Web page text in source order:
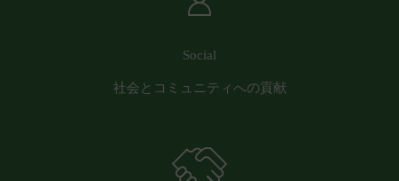
Social
社会とコミュニティへの貢献
」に則り利用するものとします。これらの規
は、一切責任を負わないものとします。
当社および会員は、本サービスの利用に関して本規
解決するものとします。